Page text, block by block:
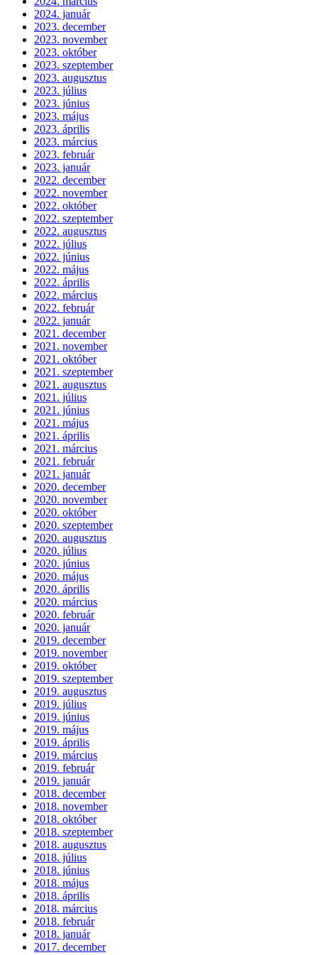
2024. január
2023. december
2023. november
2023. október
2023. szeptember
2023. augusztus
2023. július
2023. június
2023. május
2023. április
2023. március
2023. február
2023. január
2022. december
2022. november
2022. október
2022. szeptember
2022. augusztus
2022. július
2022. június
2022. május
2022. április
2022. március
2022. február
2022. január
2021. december
2021. november
2021. október
2021. szeptember
2021. augusztus
2021. július
2021. június
2021. május
2021. április
2021. március
2021. február
2021. január
2020. december
2020. november
2020. október
2020. szeptember
2020. augusztus
2020. július
2020. június
2020. május
2020. április
2020. március
2020. február
2020. január
2019. december
2019. november
2019. október
2019. szeptember
2019. augusztus
2019. július
2019. június
2019. május
2019. április
2019. március
2019. február
2019. január
2018. december
2018. november
2018. október
2018. szeptember
2018. augusztus
2018. július
2018. június
2018. május
2018. április
2018. március
2018. február
2018. január
2017. december